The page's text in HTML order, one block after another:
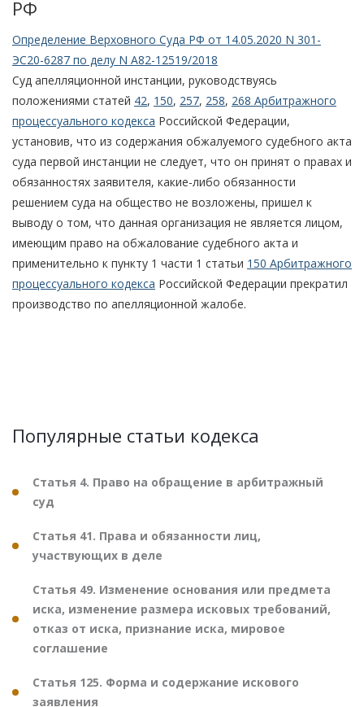
РФ
Определение Верховного Суда РФ от 14.05.2020 N 301-
ЭС20-6287 по делу N А82-12519/2018
Суд апелляционной инстанции, руководствуясь
положениями статей 42, 150, 257, 258, 268 Арбитражного
процессуального кодекса Российской Федерации,
установив, что из содержания обжалуемого судебного акта
суда первой инстанции не следует, что он принят о правах и
обязанностях заявителя, какие-либо обязанности
решением суда на общество не возложены, пришел к
выводу о том, что данная организация не является лицом,
имеющим право на обжалование судебного акта и
применительно к пункту 1 части 1 статьи 150 Арбитражного
процессуального кодекса Российской Федерации прекратил
производство по апелляционной жалобе.
Популярные статьи кодекса
Статья 4. Право на обращение в арбитражный
суд
Статья 41. Права и обязанности лиц,
участвующих в деле
Статья 49. Изменение основания или предмета
иска, изменение размера исковых требований,
отказ от иска, признание иска, мировое
соглашение
Статья 125. Форма и содержание искового
заявления